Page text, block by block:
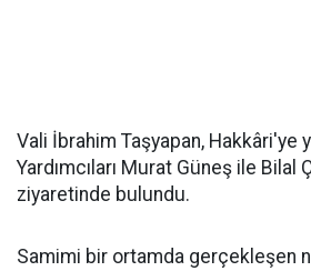
Vali İbrahim Taşyapan, Hakkâri'ye
Yardımcıları Murat Güneş ile Bilal
ziyaretinde bulundu.
Samimi bir ortamda gerçekleşen